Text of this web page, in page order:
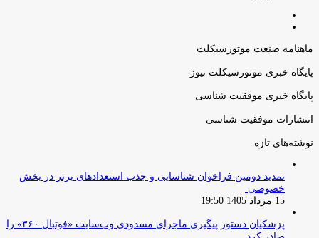
ماهنامه صنعت موتورسیکلت
پایگاه خبری موتورسیکلت نیوز
پایگاه خبری موفقیت شناسی
انتشارات موفقیت شناسی
نوشته‌های تازه
تمدید دومین فراخوان شناسایی و جذب استعدادهای برتر در بخش
خصوصی
15 مرداد 1405 19:50
پزشکیان دستور پیگیری ماجرای مسدودی وب‌سایت «فوتبال ۳۶۰» را
صادر کرد